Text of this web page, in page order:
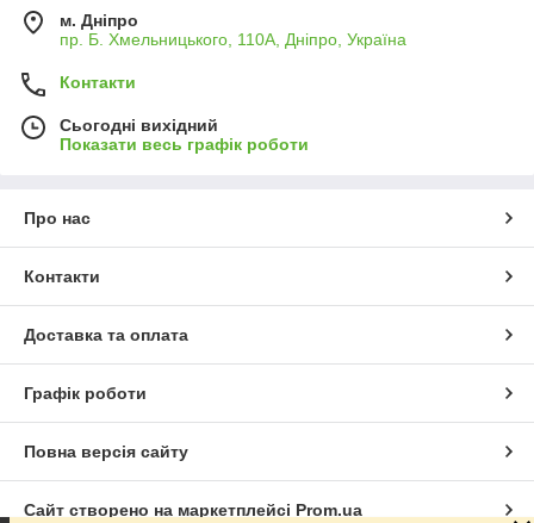
м. Дніпро
пр. Б. Хмельницького, 110А, Дніпро, Україна
Контакти
Сьогодні вихідний
Показати весь графік роботи
Про нас
Контакти
Доставка та оплата
Графік роботи
Повна версія сайту
Сайт створено на маркетплейсі Prom.ua